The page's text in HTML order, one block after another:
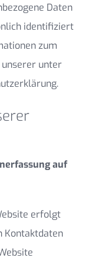
Daten
identifiziert
zum
unserer unter
auf
erfolgt
Kontaktdaten